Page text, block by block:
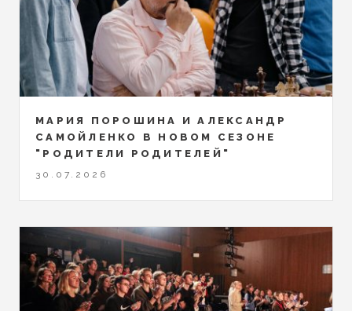
МАРИЯ ПОРОШИНА И АЛЕКСАНДР
САМОЙЛЕНКО В НОВОМ СЕЗОНЕ
"РОДИТЕЛИ РОДИТЕЛЕЙ"
30.07.2026